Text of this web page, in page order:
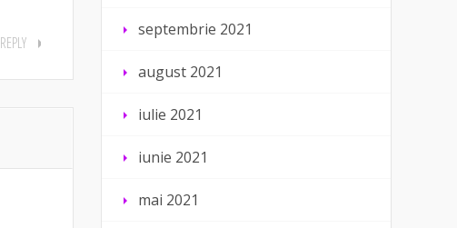
REPLY
septembrie 2021
august 2021
iulie 2021
iunie 2021
mai 2021